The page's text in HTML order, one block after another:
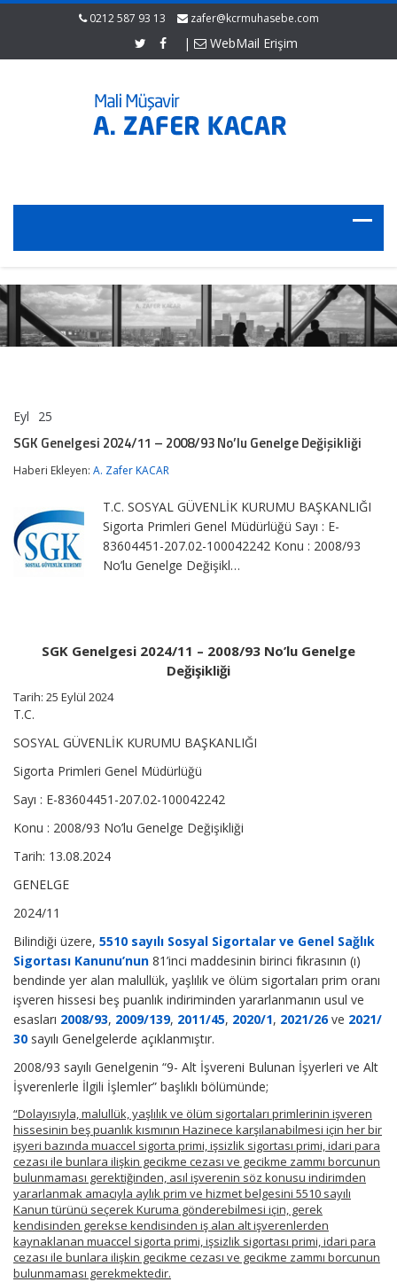
0212 587 93 13 zafer@kcrmuhasebe.com
| WebMail Erişim
Eyl 25
2024/11
2008/93
Genelge
Değişikliği
için
SGK Genelgesi 2024/11 – 2008/93 No’lu Genelge Değişikliği
Haberi Ekleyen: A. Zafer KACAR
T.C. SOSYAL GÜVENLİK KURUMU BAŞKANLIĞI
Sigorta Primleri Genel Müdürlüğü Sayı : E-
83604451-207.02-100042242 Konu : 2008/93
No’lu Genelge Değişikl…
SGK Genelgesi 2024/11 – 2008/93 No’lu Genelge
Değişikliği
Tarih: 25 Eylül 2024
T.C.
SOSYAL GÜVENLİK KURUMU BAŞKANLIĞI
Sigorta Primleri Genel Müdürlüğü
Sayı : E-83604451-207.02-100042242
Konu : 2008/93 No’lu Genelge Değişikliği
Tarih: 13.08.2024
GENELGE
2024/11
Bilindiği üzere, 5510 sayılı Sosyal Sigortalar ve Genel Sağlık
Sigortası Kanunu’nun 81’inci maddesinin birinci fıkrasının (ı)
bendinde yer alan malullük, yaşlılık ve ölüm sigortaları prim oranı
işveren hissesi beş puanlık indiriminden yararlanmanın usul ve
esasları 2008/93, 2009/139, 2011/45, 2020/1, 2021/26ve 2021/
30 sayılı Genelgelerde açıklanmıştır.
2008/93 sayılı Genelgenin “9- Alt İşvereni Bulunan İşyerleri ve Alt
İşverenlerle İlgili İşlemler” başlıklı bölümünde;
“Dolayısıyla, malullük, yaşlılık ve ölüm sigortaları primlerinin işveren
hissesinin beş puanlık kısmının Hazinece karşılanabilmesi için her bir
işyeri bazında muaccel sigorta primi, işsizlik sigortası primi, idari para
cezası ile bunlara ilişkin gecikme cezası ve gecikme zammı borcunun
bulunmaması gerektiğinden, asıl işverenin söz konusu indirimden
yararlanmak amacıyla aylık prim ve hizmet belgesini 5510 sayılı
Kanun türünü seçerek Kuruma gönderebilmesi için, gerek
kendisinden gerekse kendisinden iş alan alt işverenlerden
kaynaklanan muaccel sigorta primi, işsizlik sigortası primi, idari para
cezası ile bunlara ilişkin gecikme cezası ve gecikme zammı borcunun
bulunmaması gerekmektedir.